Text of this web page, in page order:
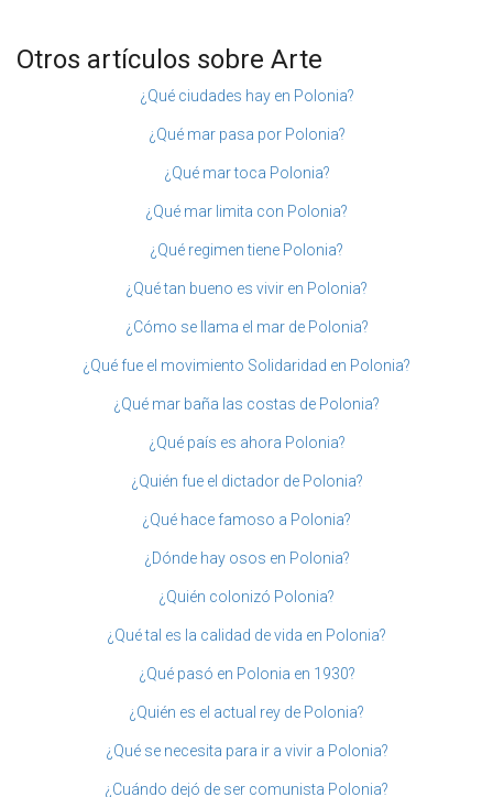
Otros artículos sobre Arte
¿Qué ciudades hay en Polonia?
¿Qué mar pasa por Polonia?
¿Qué mar toca Polonia?
¿Qué mar limita con Polonia?
¿Qué regimen tiene Polonia?
¿Qué tan bueno es vivir en Polonia?
¿Cómo se llama el mar de Polonia?
¿Qué fue el movimiento Solidaridad en Polonia?
¿Qué mar baña las costas de Polonia?
¿Qué país es ahora Polonia?
¿Quién fue el dictador de Polonia?
¿Qué hace famoso a Polonia?
¿Dónde hay osos en Polonia?
¿Quién colonizó Polonia?
¿Qué tal es la calidad de vida en Polonia?
¿Qué pasó en Polonia en 1930?
¿Quién es el actual rey de Polonia?
¿Qué se necesita para ir a vivir a Polonia?
¿Cuándo dejó de ser comunista Polonia?